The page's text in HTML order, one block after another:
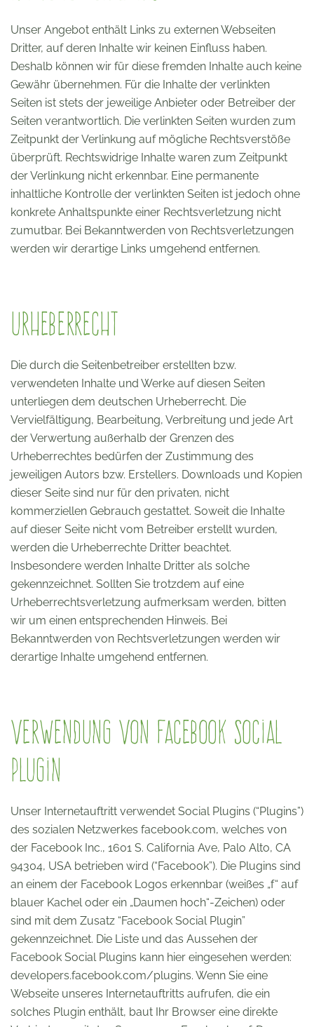
Unser Angebot enthält Links zu externen Webseiten
Dritter, auf deren Inhalte wir keinen Einfluss haben.
Deshalb können wir für diese fremden Inhalte auch keine
Gewähr übernehmen. Für die Inhalte der verlinkten
Seiten ist stets der jeweilige Anbieter oder Betreiber der
Seiten verantwortlich. Die verlinkten Seiten wurden zum
Zeitpunkt der Verlinkung auf mögliche Rechtsverstöße
überprüft. Rechtswidrige Inhalte waren zum Zeitpunkt
der Verlinkung nicht erkennbar. Eine permanente
inhaltliche Kontrolle der verlinkten Seiten ist jedoch ohne
konkrete Anhaltspunkte einer Rechtsverletzung nicht
zumutbar. Bei Bekanntwerden von Rechtsverletzungen
werden wir derartige Links umgehend entfernen.
Urheberrecht
Die durch die Seitenbetreiber erstellten bzw.
verwendeten Inhalte und Werke auf diesen Seiten
unterliegen dem deutschen Urheberrecht. Die
Vervielfältigung, Bearbeitung, Verbreitung und jede Art
der Verwertung außerhalb der Grenzen des
Urheberrechtes bedürfen der Zustimmung des
jeweiligen Autors bzw. Erstellers. Downloads und Kopien
dieser Seite sind nur für den privaten, nicht
kommerziellen Gebrauch gestattet. Soweit die Inhalte
auf dieser Seite nicht vom Betreiber erstellt wurden,
werden die Urheberrechte Dritter beachtet.
Insbesondere werden Inhalte Dritter als solche
gekennzeichnet. Sollten Sie trotzdem auf eine
Urheberrechtsverletzung aufmerksam werden, bitten
wir um einen entsprechenden Hinweis. Bei
Bekanntwerden von Rechtsverletzungen werden wir
derartige Inhalte umgehend entfernen.
Verwendung von Facebook Social
Plugin
Unser Internetauftritt verwendet Social Plugins (“Plugins”)
des sozialen Netzwerkes facebook.com, welches von
der Facebook Inc., 1601 S. California Ave, Palo Alto, CA
94304, USA betrieben wird (“Facebook”). Die Plugins sind
an einem der Facebook Logos erkennbar (weißes „f“ auf
blauer Kachel oder ein „Daumen hoch“-Zeichen) oder
sind mit dem Zusatz “Facebook Social Plugin”
gekennzeichnet. Die Liste und das Aussehen der
Facebook Social Plugins kann hier eingesehen werden:
developers.facebook.com/plugins. Wenn Sie eine
Webseite unseres Internetauftritts aufrufen, die ein
solches Plugin enthält, baut Ihr Browser eine direkte